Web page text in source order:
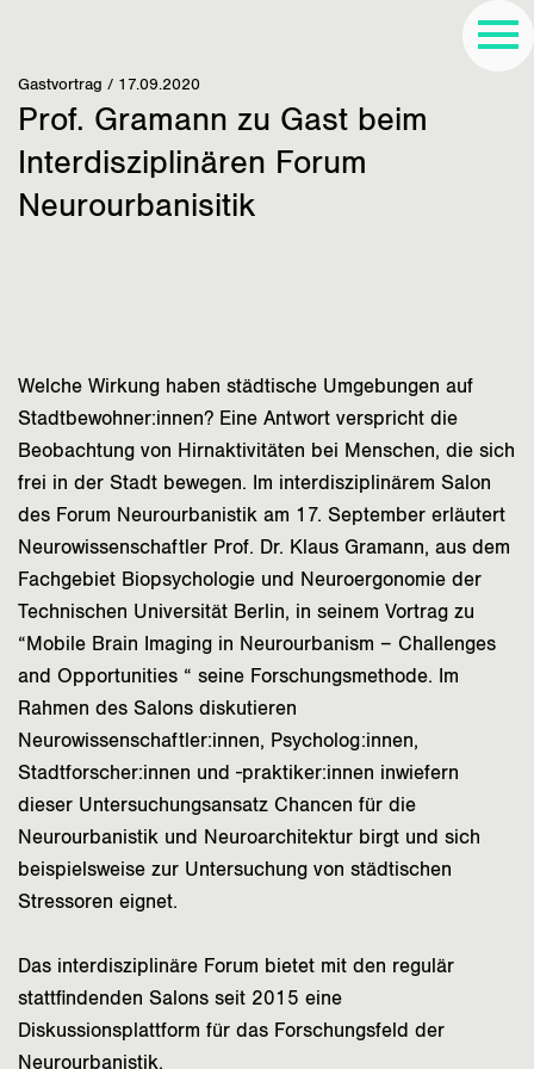
Gastvortrag / 17.09.2020
Prof. Gramann zu Gast beim
Interdisziplinären Forum
Neurourbanisitik
Welche Wirkung haben städtische Umgebungen auf
Stadtbewohner:innen? Eine Antwort verspricht die
Beobachtung von Hirnaktivitäten bei Menschen, die sich
frei in der Stadt bewegen. Im interdisziplinärem Salon
des Forum Neurourbanistik am 17. September erläutert
Neurowissenschaftler Prof. Dr. Klaus Gramann, aus dem
Fachgebiet Biopsychologie und Neuroergonomie der
Technischen Universität Berlin, in seinem Vortrag zu
“Mobile Brain Imaging in Neurourbanism – Challenges
and Opportunities “ seine Forschungsmethode. Im
Rahmen des Salons diskutieren
Neurowissenschaftler:innen, Psycholog:innen,
Stadtforscher:innen und -praktiker:innen inwiefern
dieser Untersuchungsansatz Chancen für die
Neurourbanistik und Neuroarchitektur birgt und sich
beispielsweise zur Untersuchung von städtischen
Stressoren eignet.
Das interdisziplinäre Forum bietet mit den regulär
stattfindenden Salons seit 2015 eine
Diskussionsplattform für das Forschungsfeld der
Neurourbanistik.